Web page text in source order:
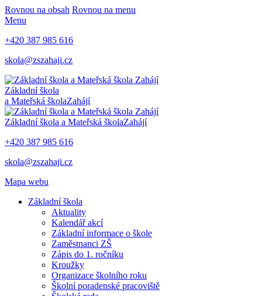
Rovnou na obsah Rovnou na menu
Menu
+420 387 985 616
skola@zszahaji.cz
Základní škola
a Mateřská školaZahájí
Základní škola a Mateřská školaZahájí
+420 387 985 616
skola@zszahaji.cz
Mapa webu
Základní škola
Aktuality
Kalendář akcí
Základní informace o škole
Zaměstnanci ZŠ
Zápis do 1. ročníku
Kroužky
Organizace školního roku
Školní poradenské pracoviště